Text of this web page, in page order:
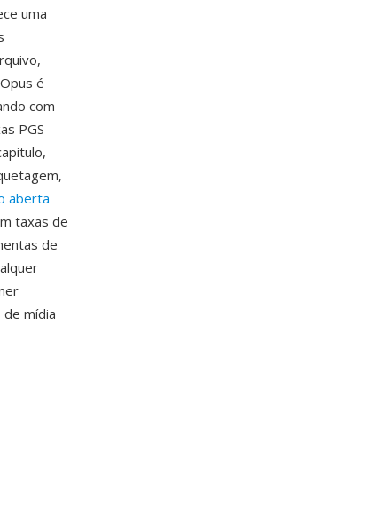
uma
é
com
PGS
aberta
taxas de
de
mídia